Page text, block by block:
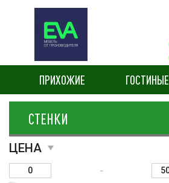
ПРИХОЖИЕ ГОСТИНЫЕ
СТЕНКИ
ЦЕНА
-